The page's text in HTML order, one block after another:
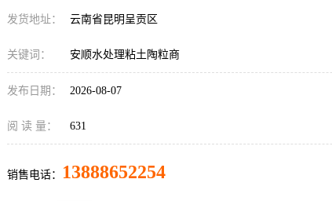
发货地址： 云南省昆明呈贡区
关键词： 安顺水处理粘土陶粒商
发布日期： 2026-08-07
阅 读 量： 631
销售电话： 13888652254